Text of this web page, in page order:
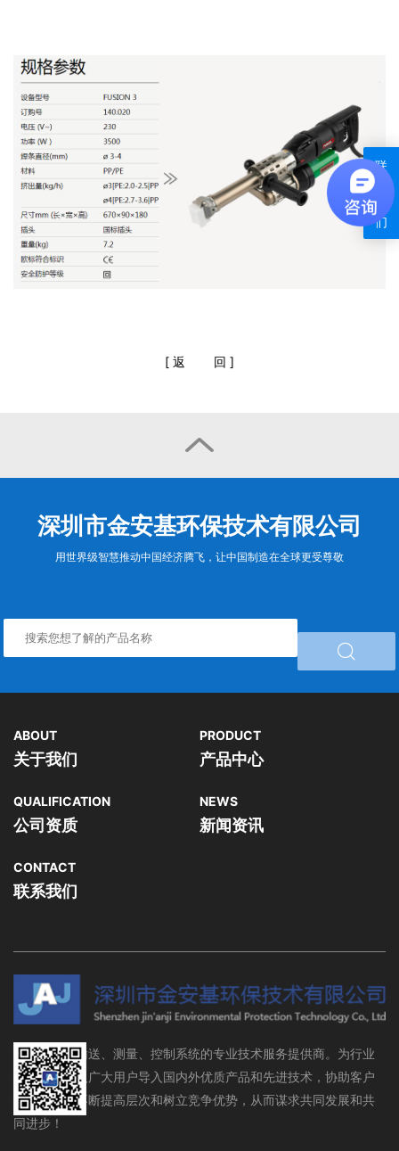
[ 返 回 ]

深圳市金安基环保技术有限公司
用世界级智慧推动中国经济腾飞，让中国制造在全球更受尊敬

ABOUT
关于我们
PRODUCT
产品中心
QUALIFICATION
公司资质
NEWS
新闻资讯
CONTACT
联系我们
流体存储、输送、测量、控制系统的专业技术服务提供商。为行业
设备制造商及广大用户导入国内外优质产品和先进技术，协助客户
在行业领域不断提高层次和树立竞争优势，从而谋求共同发展和共
同进步！
联
我
们